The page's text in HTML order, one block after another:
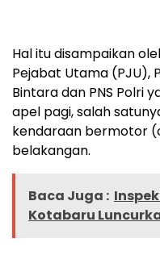
Hal itu disampaikan
Pejabat Utama (PJU),
Bintara dan PNS Polri
apel pagi, salah
kendaraan bermotor
belakangan.
Baca Juga :
Kotabaru